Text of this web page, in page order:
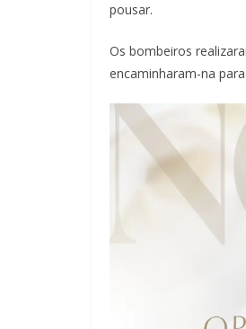
pousar.
Os bombeiros
encaminharam-na